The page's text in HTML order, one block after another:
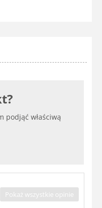
podjąć właściwą
Pokaż wszystkie opinie